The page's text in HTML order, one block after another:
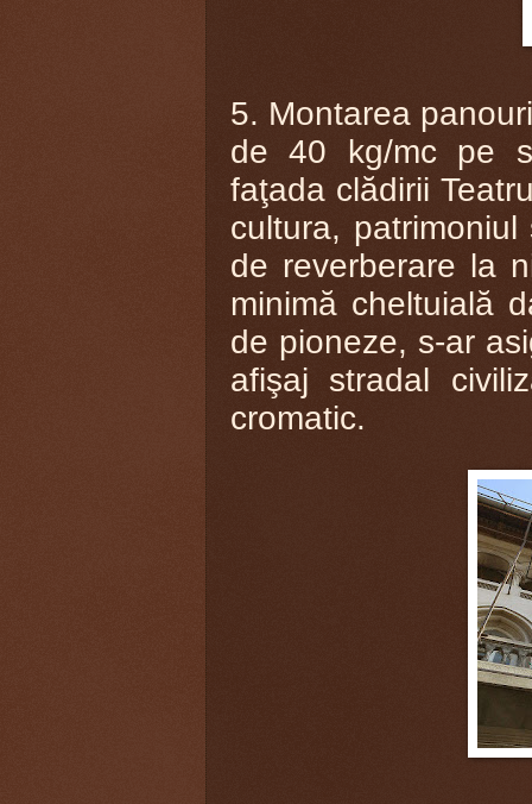
5. Montarea
de 40 kg/mc pe
faţada clădirii
cultura,
de reverberare la
minimă cheltuială
de pioneze, s-ar
afişaj stradal
cromatic.